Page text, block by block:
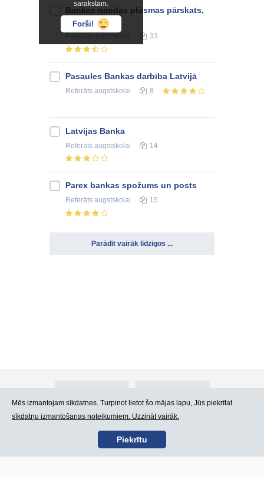
sarakstam.
Forši!
Bankas naudas plūsmas pārskats,
analīze
33
Pasaules Bankas darbība Latvijā
Referāts augstskolai 8
Latvijas Banka
Referāts augstskolai 14
Parex bankas spožums un posts
Referāts augstskolai 15
Parādīt vairāk līdzīgos ...
Kontakti Lietošanas noteikumi
Mēs izmantojam sīkdatnes. Turpinot lietot šo mājas lapu, Jūs piekrītat
sīkdatņu izmantošanas noteikumiem. Uzzināt vairāk.
Piekrītu